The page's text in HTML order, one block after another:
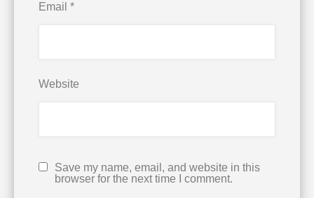
Email*
Website
Save my name, email, and website in this
browser for the next time I comment.